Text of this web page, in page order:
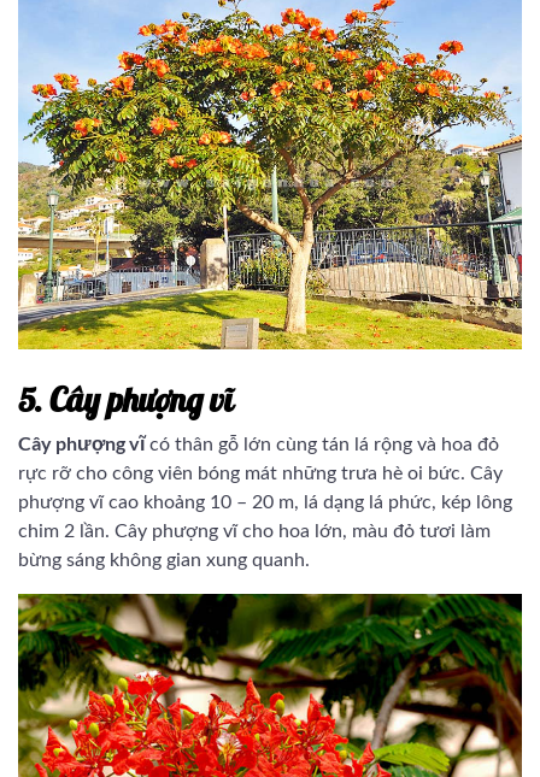
5. Cây phượng vĩ
Cây phượng vĩcó thân gỗ lớn cùng tán lá rộng và hoa đỏ
rực rỡ cho công viên bóng mát những trưa hè oi bức. Cây
phượng vĩ cao khoảng 10 – 20 m, lá dạng lá phức, kép lông
chim 2 lần. Cây phượng vĩ cho hoa lớn, màu đỏ tươi làm
bừng sáng không gian xung quanh.